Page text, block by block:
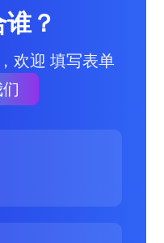
？
欢迎 填写表单